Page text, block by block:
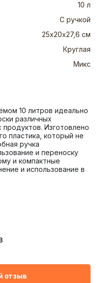
10 л
С ручкой
25х20х27,6 см
Круглая
Микс
10 литров идеально
различных
Изготовлено
пластика, который не
ручка
и переноску
и компактные
и использование в
отзыв